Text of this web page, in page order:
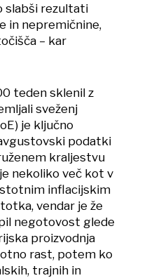
slabši rezultati
in nepremičnine,
– kar
teden sklenil z
sveženj
je ključno
podatki
kraljestvu
nekoliko več kot v
inflacijskim
vendar je že
negotovost glede
proizvodnja
rast, potem ko
trajnih in